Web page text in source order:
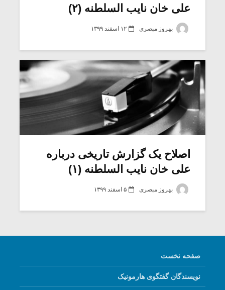
علی خان نایب السلطنه (۲)
بهروز مبصری ۱۲ اسفند ۱۳۹۹
اصلاح یک گزارش تاریخى درباره
علی خان نایب السلطنه (۱)
بهروز مبصری ۵ اسفند ۱۳۹۹
صفحه نخست
نویسندگان گفتگوی هارمونیک